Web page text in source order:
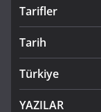
Tarifler
Tarih
Türkiye
YAZILAR